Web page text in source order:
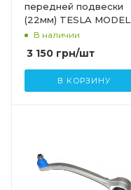
передней подвески
(22мм) TESLA MODEL
SR 1059381-00-B
В наличии
3 150 грн/шт
В КОРЗИНУ